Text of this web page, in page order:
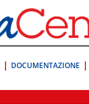
DOCUMENTAZIONE